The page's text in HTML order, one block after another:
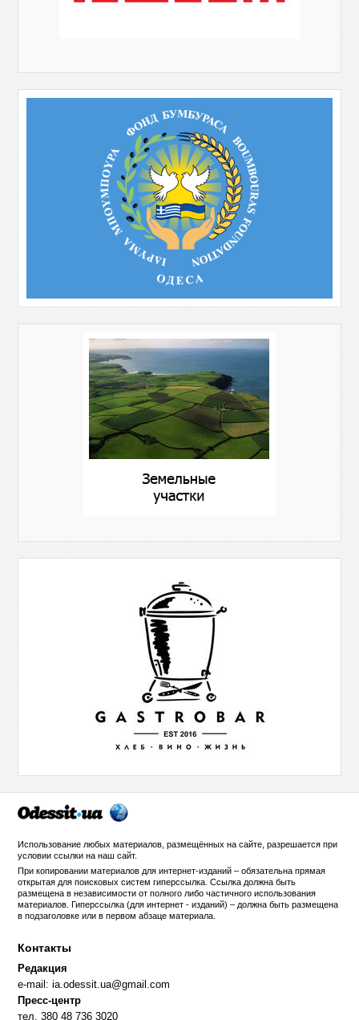
Использование любых материалов, размещённых на сайте, разрешается при
условии ссылки нанаш сайт.
При копировании материалов для интернет-изданий – обязательна прямая
открытая для поисковых систем гиперссылка. Ссылка должна быть
размещена в независимости от полного либо частичного использования
материалов. Гиперссылка (для интернет - изданий) – должна быть размещена
в подзаголовке или в первом абзаце материала.
Контакты
Редакция
e-mail:ia.odessit.ua@gmail.com
Пресс-центр
тел. 380 48 736 3020